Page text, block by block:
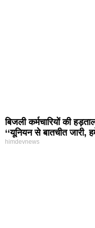
बिजली कर्मचारियों की
‘‘यूनियन से बातचीत जारी,
himdevnews